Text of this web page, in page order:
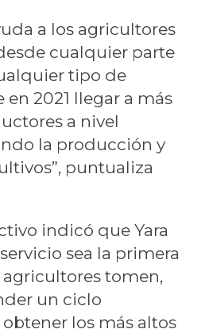
a los agricultores
cualquier parte
tipo de
2021 llegar a más
a nivel
la producción y
puntualiza
indicó que Yara
sea la primera
tomen,
un ciclo
los más altos